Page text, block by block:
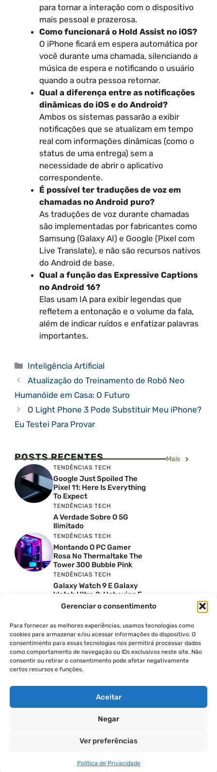
Gerenciar o consentimento
Para fornecer as melhores experiências, usamos tecnologias como
cookies para armazenar e/ou acessar informações do dispositivo. O
consentimento para essas tecnologias nos permitirá processar dados
como comportamento de navegação ou IDs exclusivos neste site. Não
consentir ou retirar o consentimento pode afetar negativamente
certos recursos e funções.
Aceitar
Negar
Ver preferências
Política de Privacidade
para tornar a interação com o dispositivo
mais pessoal e prazerosa.
Como funcionará o Hold Assist no iOS?
O iPhone ficará em espera automática por
você durante uma chamada, silenciando a
música de espera e notificando o usuário
quando a outra pessoa retornar.
Qual a diferença entre as notificações
dinâmicas do iOS e do Android?
Ambos os sistemas passarão a exibir
notificações que se atualizam em tempo
real com informações dinâmicas (como o
status de uma entrega) sem a
necessidade de abrir o aplicativo
correspondente.
É possível ter traduções de voz em
chamadas no Android puro?
As traduções de voz durante chamadas
são implementadas por fabricantes como
Samsung (Galaxy AI) e Google (Pixel com
Live Translate), e não são recursos nativos
do Android de base.
Qual a função das Expressive Captions
no Android 16?
Elas usam IA para exibir legendas que
refletem a entonação e o volume da fala,
além de indicar ruídos e enfatizar palavras
importantes.
Categorias
Inteligência Artificial
Atualização do Treinamento de Robô Neo
Humanóide em Casa: O Futuro
O Light Phone 3 Pode Substituir Meu iPhone?
Eu Testei Para Provar
POSTS RECENTES Mais
TENDÊNCIAS TECH
Google Just Spoiled The
Pixel 11: Here Is Everything
To Expect
TENDÊNCIAS TECH
A Verdade Sobre O 5G
Ilimitado
TENDÊNCIAS TECH
Montando O PC Gamer
Rosa No Thermaltake The
Tower 300 Bubble Pink
TENDÊNCIAS TECH
Galaxy Watch 9 E Galaxy
Watch Ultra 2: Unboxing E
Preço No Brasil
Reviews Do YouTube Sao
Confiaveis? A Verdade Nao
E Tao Simples
TENDÊNCIAS TECH
Por Que Eu Deveria
Escolher Um Notebook
POLÍTICA DE PRIVACIDADE